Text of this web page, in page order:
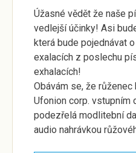
Úžasné vědět že naše
vedlejší účinky! Asi
která bude pojednávat
exalacích z poslechu
exhalacích!
Obávám se, že
Ufonion corp. vstupním
podezřelá modlitební
audio nahrávkou